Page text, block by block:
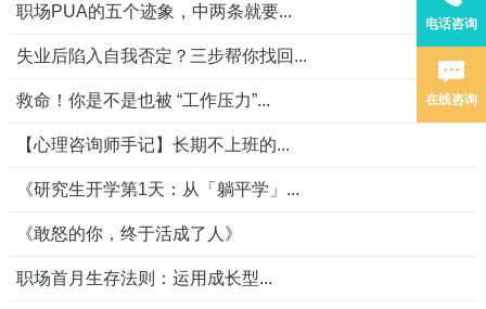
职场PUA的五个迹象，中两条就要...
失业后陷入自我否定？三步帮你找回...
救命！你是不是也被 “工作压力”...
【心理咨询师手记】长期不上班的...
《研究生开学第1天：从「躺平学」...
《敢怒的你，终于活成了人》
职场首月生存法则：运用成长型...
电话咨询
在线咨询